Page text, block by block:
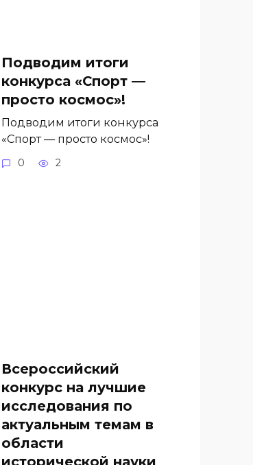
Подводим итоги
конкурса «Спорт —
просто космос»!
Подводим итоги конкурса
«Спорт — просто космос»!
0 2
Всероссийский
конкурс на лучшие
исследования по
актуальным темам в
области
исторической науки